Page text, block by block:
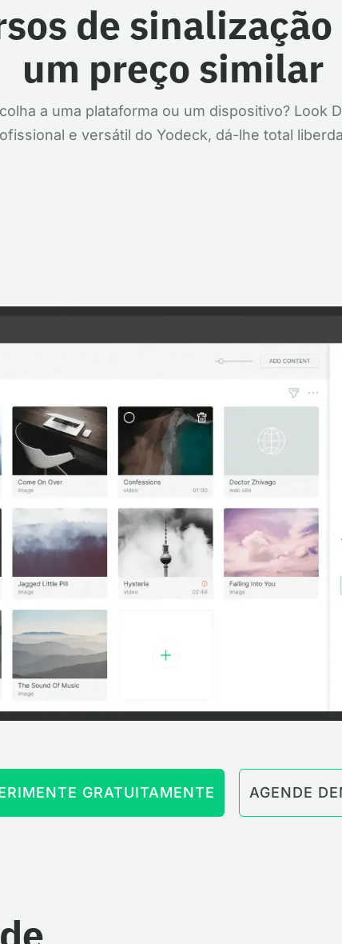
de
um preço similar
a uma plataforma ou um dispositivo? Look
e versátil do Yodeck, dá-lhe total
GRATUITAMENTE AGENDE